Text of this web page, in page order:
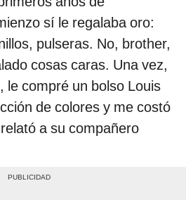
sí le regalaba oro:
pulseras. No, brother,
cosas caras. Una vez,
le compré un bolso Louis
de colores y me costó
a su compañero